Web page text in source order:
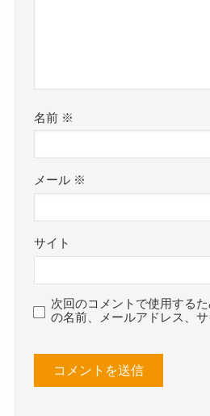
名前 ※
メール ※
サイト
次回のコメントで使用する
の名前、メールアドレス、サ